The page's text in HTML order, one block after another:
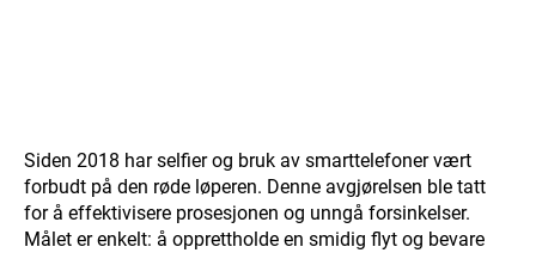
Siden 2018 har selfier og bruk av smarttelefoner vært
forbudt på den røde løperen. Denne avgjørelsen ble tatt
for å effektivisere prosesjonen og unngå forsinkelser.
Målet er enkelt: å opprettholde en smidig flyt og bevare